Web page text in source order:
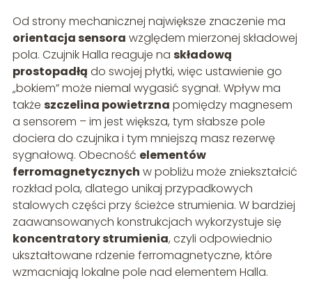
Od strony mechanicznej największe znaczenie ma
orientacja sensora względem mierzonej składowej
pola. Czujnik Halla reaguje na składową
prostopadłą do swojej płytki, więc ustawienie go
„bokiem” może niemal wygasić sygnał. Wpływ ma
także szczelina powietrzna pomiędzy magnesem
a sensorem – im jest większa, tym słabsze pole
dociera do czujnika i tym mniejszą masz rezerwę
sygnałową. Obecność elementów
ferromagnetycznych w pobliżu może zniekształcić
rozkład pola, dlatego unikaj przypadkowych
stalowych części przy ścieżce strumienia. W bardziej
zaawansowanych konstrukcjach wykorzystuje się
koncentratory strumienia, czyli odpowiednio
ukształtowane rdzenie ferromagnetyczne, które
wzmacniają lokalne pole nad elementem Halla.